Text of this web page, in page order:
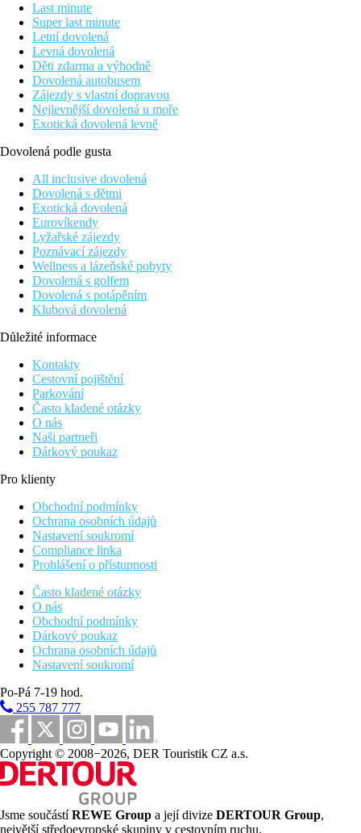
Last minute
Super last minute
Letní dovolená
Levná dovolená
Děti zdarma a výhodně
Dovolená autobusem
Zájezdy s vlastní dopravou
Nejlevnější dovolená u moře
Exotická dovolená levně
Dovolená podle gusta
All inclusive dovolená
Dovolená s dětmi
Exotická dovolená
Eurovíkendy
Lyžařské zájezdy
Poznávací zájezdy
Wellness a lázeňské pobyty
Dovolená s golfem
Dovolená s potápěním
Klubová dovolená
Důležité informace
Kontakty
Cestovní pojištění
Parkování
Často kladené otázky
O nás
Naši partneři
Dárkový poukaz
Pro klienty
Obchodní podmínky
Ochrana osobních údajů
Nastavení soukromí
Compliance linka
Prohlášení o přístupnosti
Často kladené otázky
O nás
Obchodní podmínky
Dárkový poukaz
Ochrana osobních údajů
Nastavení soukromí
Po-Pá 7-19 hod.
255 787 777
Copyright © 2008−2026, DER Touristik CZ a.s.
Jsme součástíREWE Group a její divize DERTOUR Group,
největší středoevropské skupiny v cestovním ruchu.